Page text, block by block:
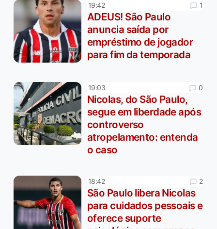
19:42 1
ADEUS! São Paulo
anuncia saída por
empréstimo de jogador
para fim da temporada
19:03 0
Nicolas, do São Paulo,
segue em liberdade após
controverso
atropelamento: entenda
o caso
18:42 2
São Paulo libera Nicolas
para cuidados pessoais e
oferece suporte